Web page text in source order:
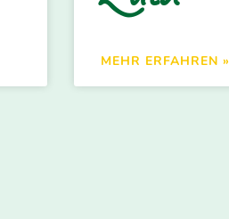
MEHR ERFAHREN »